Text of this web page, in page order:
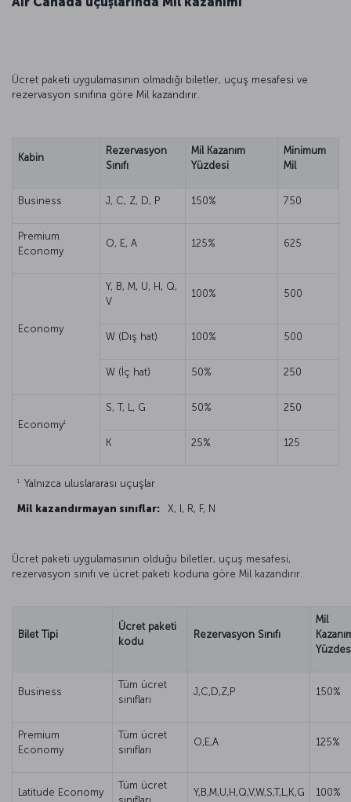
Ücret paketi uygulamasının olmadığı biletler, uçuş mesafesi ve
rezervasyon sınıfına göre Mil kazandırır.
Kabin
Rezervasyon
Sınıfı
Mil Kazanım
Yüzdesi
Minimum
Mil
Business J, C, Z, D, P 150% 750
Premium
Economy
O, E, A 125% 625
Economy
Y, B, M, U, H, Q,
V
100% 500
W (Dış hat) 100% 500
W (İç hat) 50% 250
Economy1
S, T, L, G 50% 250
K 25% 125
1 Yalnızca uluslararası uçuşlar
Mil kazandırmayan sınıflar: X, I, R, F, N
Ücret paketi uygulamasının olduğu biletler, uçuş mesafesi,
rezervasyon sınıfı ve ücret paketi koduna göre Mil kazandırır.
Bilet Tipi
Ücret paketi
kodu
Rezervasyon Sınıfı
Mil
Business
Tüm ücret
sınıfları
J,C,D,Z,P 150%
Premium
Economy
Tüm ücret
sınıfları
O,E,A 125%
Latitude Economy
Tüm ücret
Y,B,M,U,H,Q,V,W,S,T,L,K,G 100%